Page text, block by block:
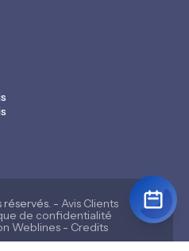
réservés. - Avis Clients
de confidentialité
Weblines - Credits